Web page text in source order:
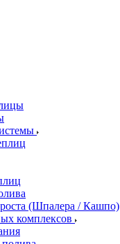
(Шпалера / Кашпо)
комплексов